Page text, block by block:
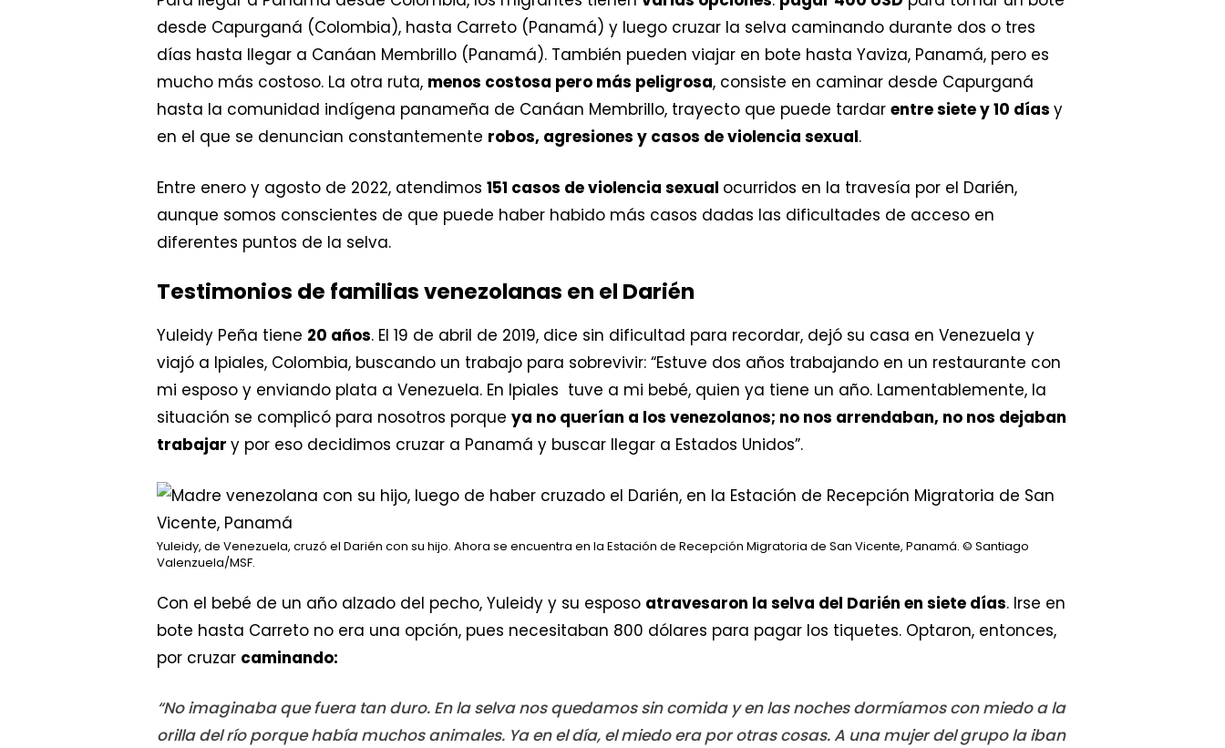
desde Capurganá (Colombia), hasta Carreto (Panamá) y luego cruzar la selva caminando durante dos o tres
días hasta llegar a Canáan Membrillo (Panamá). También pueden viajar en bote hasta Yaviza, Panamá, pero es
mucho más costoso. La otra ruta, menos costosa pero más peligrosa, consiste en caminar desde Capurganá
hasta la comunidad indígena panameña de Canáan Membrillo, trayecto que puede tardar entre siete y 10 días y
en el que se denuncian constantemente robos, agresiones y casos de violencia sexual.
Entre enero y agosto de 2022, atendimos 151 casos de violencia sexual ocurridos en la travesía por el Darién,
aunque somos conscientes de que puede haber habido más casos dadas las dificultades de acceso en
diferentes puntos de la selva.
Testimonios de familias venezolanas en el Darién
Yuleidy Peña tiene 20 años. El 19 de abril de 2019, dice sin dificultad para recordar, dejó su casa en Venezuela y
viajó a Ipiales, Colombia, buscando un trabajo para sobrevivir: “Estuve dos años trabajando en un restaurante con
mi esposo y enviando plata a Venezuela. En Ipiales tuve a mi bebé, quien ya tiene un año. Lamentablemente, la
situación se complicó para nosotros porque ya no querían a los venezolanos; no nos arrendaban, no nos dejaban
trabajar y por eso decidimos cruzar a Panamá y buscar llegar a Estados Unidos”.
Yuleidy, de Venezuela, cruzó el Darién con su hijo. Ahora se encuentra en la Estación de Recepción Migratoria de San Vicente, Panamá. © Santiago
Valenzuela/MSF.
Con el bebé de un año alzado del pecho, Yuleidy y su esposo atravesaron la selva del Darién en siete días. Irse en
bote hasta Carreto no era una opción, pues necesitaban 800 dólares para pagar los tiquetes. Optaron, entonces,
por cruzar caminando:
“No imaginaba que fuera tan duro. En la selva nos quedamos sin comida y en las noches dormíamos con miedo a la
orilla del río porque había muchos animales. Ya en el día, el miedo era por otras cosas. A una mujer del grupo la iban